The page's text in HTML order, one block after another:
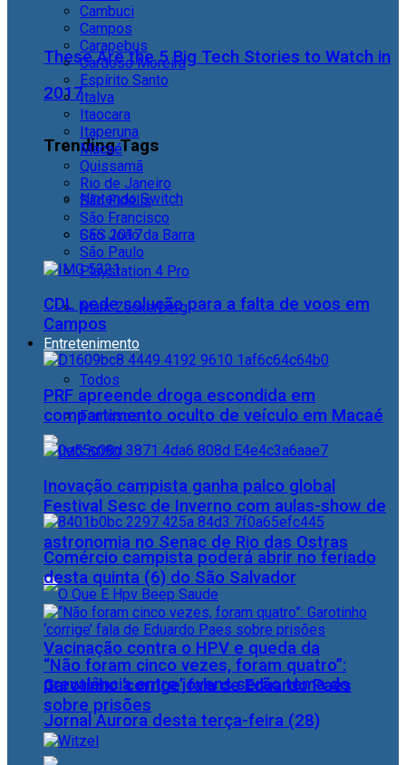
These Are the 5 Big Tech Stories to Watch in
2017
Trending Tags
Nintendo Switch
CES 2017
Playstation 4 Pro
Mark Zuckerberg
Entretenimento
Todos
Famosos
Festival Sesc de Inverno com aulas-show de
astronomia no Senac de Rio das Ostras
Vacinação contra o HPV e queda da
prevalência entre jovens serão tema do
Jornal Aurora desta terça-feira (28)
Cambuci
Campos
Carapebus
Cardoso Moreira
Espírito Santo
Italva
Itaocara
Itaperuna
Macaé
Quissamã
Rio de Janeiro
São Fidélis
São Francisco
São João da Barra
São Paulo
CDL pede solução para a falta de voos em
Campos
PRF apreende droga escondida em
compartimento oculto de veículo em Macaé
Inovação campista ganha palco global
Comércio campista poderá abrir no feriado
desta quinta (6) do São Salvador
“Não foram cinco vezes, foram quatro”:
Garotinho ‘corrige’ fala de Eduardo Paes
sobre prisões